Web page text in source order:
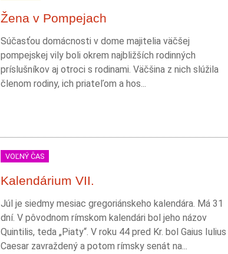
Žena v Pompejach
Súčasťou domácnosti v dome majitelia väčšej
pompejskej vily boli okrem najbližších rodinných
príslušníkov aj otroci s rodinami. Väčšina z nich slúžila
členom rodiny, ich priateľom a hos...
VOĽNÝ ČAS
Kalendárium VII.
Júl je siedmy mesiac gregoriánskeho kalendára. Má 31
dní. V pôvodnom rímskom kalendári bol jeho názov
Quintilis, teda „Piaty“. V roku 44 pred Kr. bol Gaius Iulius
Caesar zavraždený a potom rímsky senát na...